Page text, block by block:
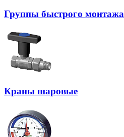
Группы быстрого монтажа
Краны шаровые